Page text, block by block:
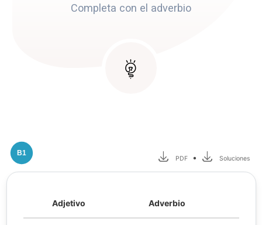
Completa con el adverbio
B1
PDF • Soluciones
Adjetivo Adverbio